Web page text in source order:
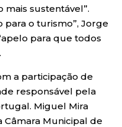
sustentável”.
para o turismo”, Jorge
para que todos
a participação de
responsável pela
Miguel Mira
Municipal de